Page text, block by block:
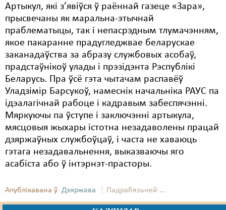
Артыкул, які з’явіўся ў раённай газеце «Зара»,
прысвечаны як маральна-этычнай
праблематыцы, так і непасрэдным тлумачэнням,
якое пакаранне прадугледжвае беларускае
заканадаўства за абразу службовых асобаў,
прадстаўнікоў улады і прэзідэнта Рэспублікі
Беларусь. Пра ўсё гэта чытачам распавёў
Уладзімір Барсукоў, намеснік начальніка РАУС па
ідэалагічнай рабоце і кадравым забеспячэнні.
Мяркуючы па ўступе і заключэнні артыкула,
мясцовыя жыхары істотна незадаволены працай
дзяржаўных службоўцаў, і часта не хаваюць
гэтага незадавальнення, выказваючы яго
асабіста або ў інтэрнэт-прасторы.
Апублікавана ў Дзяржава Падрабязьней ...